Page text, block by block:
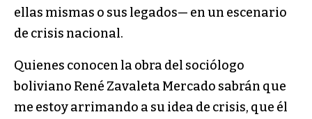
ellas mismas o sus legados— en un escenario
de crisis nacional.
Quienes conocen la obra del sociólogo
boliviano René Zavaleta Mercado sabrán que
me estoy arrimando a su idea de crisis, que él